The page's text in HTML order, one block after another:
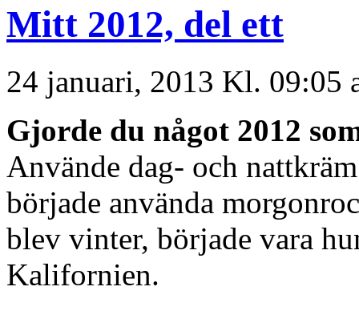
Mitt 2012, del ett
24 januari, 2013 Kl. 09:05
Gjorde du något 2012
Använde dag- och
började använda
blev vinter, började vara
Kalifornien.